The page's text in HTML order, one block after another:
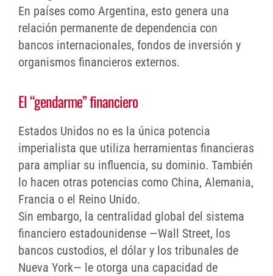
En países como Argentina, esto genera una
relación permanente de dependencia con
bancos internacionales, fondos de inversión y
organismos financieros externos.
El “gendarme” financiero
Estados Unidos no es la única potencia
imperialista que utiliza herramientas financieras
para ampliar su influencia, su dominio. También
lo hacen otras potencias como China, Alemania,
Francia o el Reino Unido.
Sin embargo, la centralidad global del sistema
financiero estadounidense —Wall Street, los
bancos custodios, el dólar y los tribunales de
Nueva York— le otorga una capacidad de